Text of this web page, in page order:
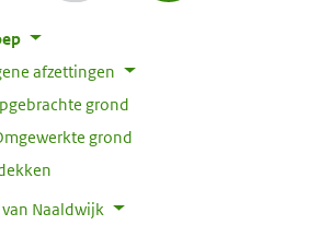
afzettingen
grond
grond
Naaldwijk